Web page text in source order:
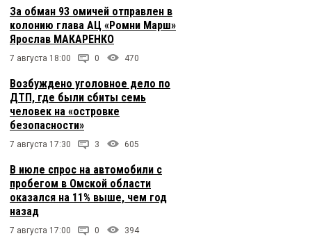
За обман 93 омичей отправлен в
колонию глава АЦ «Ромни Марш»
Ярослав МАКАРЕНКО
7 августа 18:00 0 470
Возбуждено уголовное дело по
ДТП, где были сбиты семь
человек на «островке
безопасности»
7 августа 17:30 3 605
В июле спрос на автомобили с
пробегом в Омской области
оказался на 11% выше, чем год
назад
7 августа 17:00 0 394